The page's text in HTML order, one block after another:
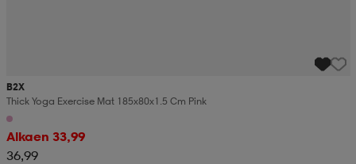
B2X
Thick Yoga Exercise Mat 185x80x1.5 Cm Pink
Alkaen 33,99
36,99